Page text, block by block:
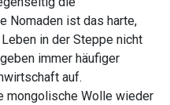
Nomaden ist das harte,
in der Steppe nicht
immer häufiger
auf.
mongolische Wolle wieder